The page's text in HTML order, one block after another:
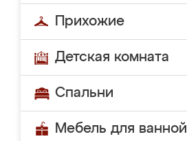
Прихожие
Детская комната
Спальни
Мебель для ванной